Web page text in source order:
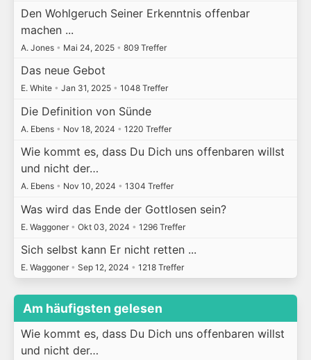
Den Wohlgeruch Seiner Erkenntnis offenbar
machen ...
A. Jones • Mai 24, 2025 • 809 Treffer
Das neue Gebot
E. White • Jan 31, 2025 • 1048 Treffer
Die Definition von Sünde
A. Ebens • Nov 18, 2024 • 1220 Treffer
Wie kommt es, dass Du Dich uns offenbaren willst
und nicht der…
A. Ebens • Nov 10, 2024 • 1304 Treffer
Was wird das Ende der Gottlosen sein?
E. Waggoner • Okt 03, 2024 • 1296 Treffer
Sich selbst kann Er nicht retten ...
E. Waggoner • Sep 12, 2024 • 1218 Treffer
Am häufigsten gelesen
Wie kommt es, dass Du Dich uns offenbaren willst
und nicht der…